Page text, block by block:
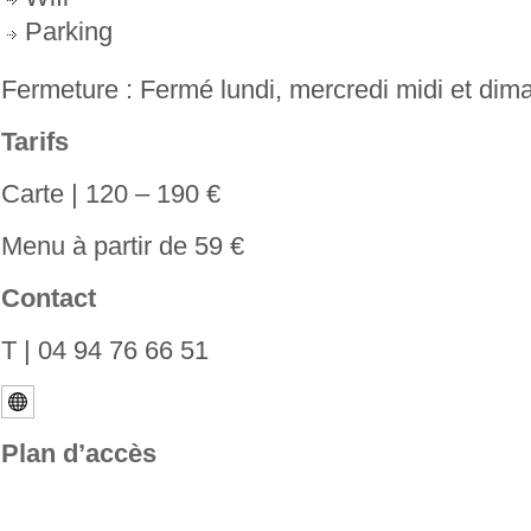
Parking
Fermeture : Fermé lundi, mercredi midi et
Tarifs
Carte | 120 – 190 €
Menu à partir de 59 €
Contact
T | 04 94 76 66 51
Plan d’accès